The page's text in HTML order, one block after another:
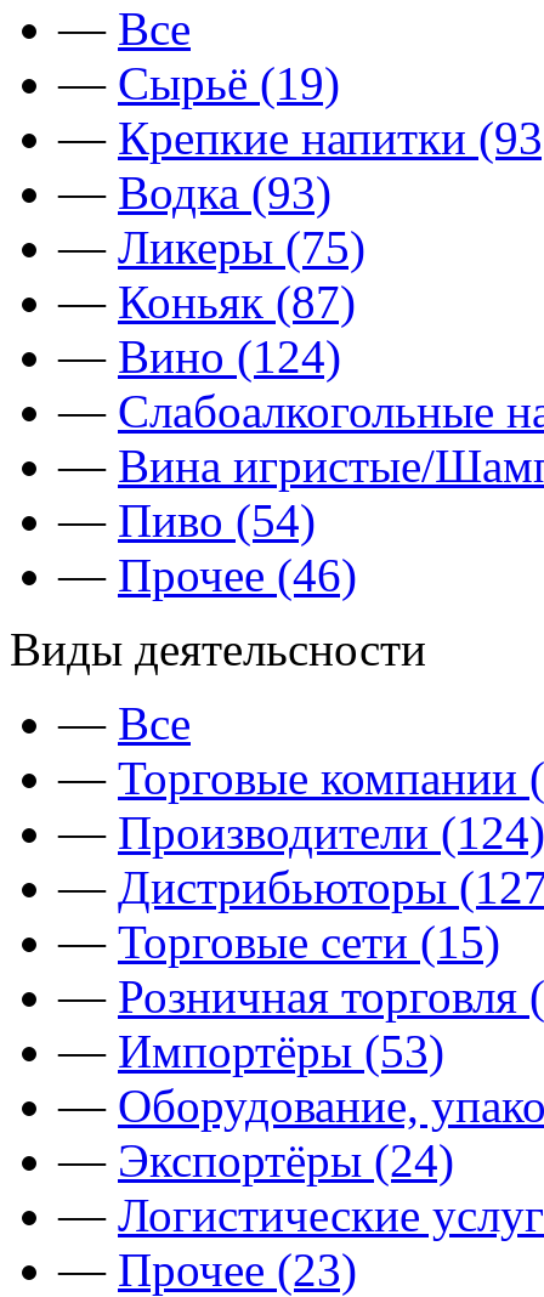
— Все
— Сырьё (19)
— Крепкие напитки
— Водка (93)
— Ликеры (75)
— Коньяк (87)
— Вино (124)
— Слабоалкогольные
— Вина игристые/
— Пиво (54)
— Прочее (46)
Виды деятельсности
— Все
— Торговые компании
— Производители (124)
— Дистрибьюторы
— Торговые сети (15)
— Розничная торговля
— Импортёры (53)
— Оборудование,
— Экспортёры (24)
— Логистические
— Прочее (23)